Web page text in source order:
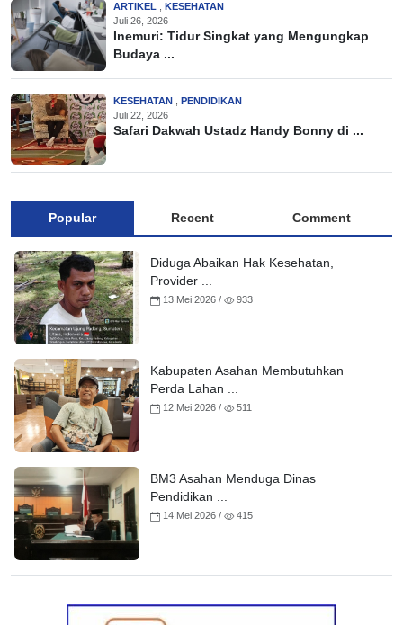
ARTIKEL
KESEHATAN
Juli 26, 2026
Inemuri: Tidur Singkat yang Mengungkap
Budaya ...
KESEHATAN
PENDIDIKAN
Juli 22, 2026
Safari Dakwah Ustadz Handy Bonny di ...
Popular Recent Comment
Diduga Abaikan Hak Kesehatan,
Provider ...
13 Mei 2026 / 933
Kabupaten Asahan Membutuhkan
Perda Lahan ...
12 Mei 2026 / 511
BM3 Asahan Menduga Dinas
Pendidikan ...
14 Mei 2026 / 415